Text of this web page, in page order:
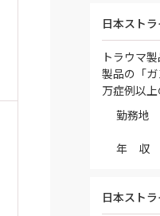
日本スト
トラウマ
製品の「
万症例以上
勤務地
年 収
日本スト